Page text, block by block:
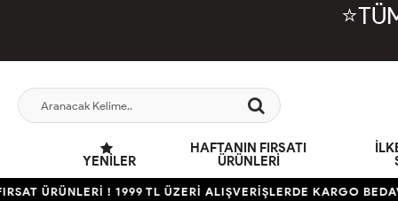
YENILER
HAFTANIN FIRSATI
ÜRÜNLERİ
! 1999 TL ÜZERİ ALIŞVERİŞLERDE KARGO BEDAVA